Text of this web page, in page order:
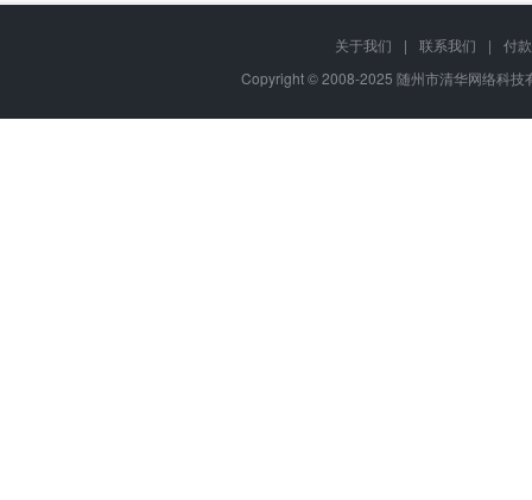
关于我们 | 联系我们 |
付
Copyright © 2008-2025 随州市清华网络科